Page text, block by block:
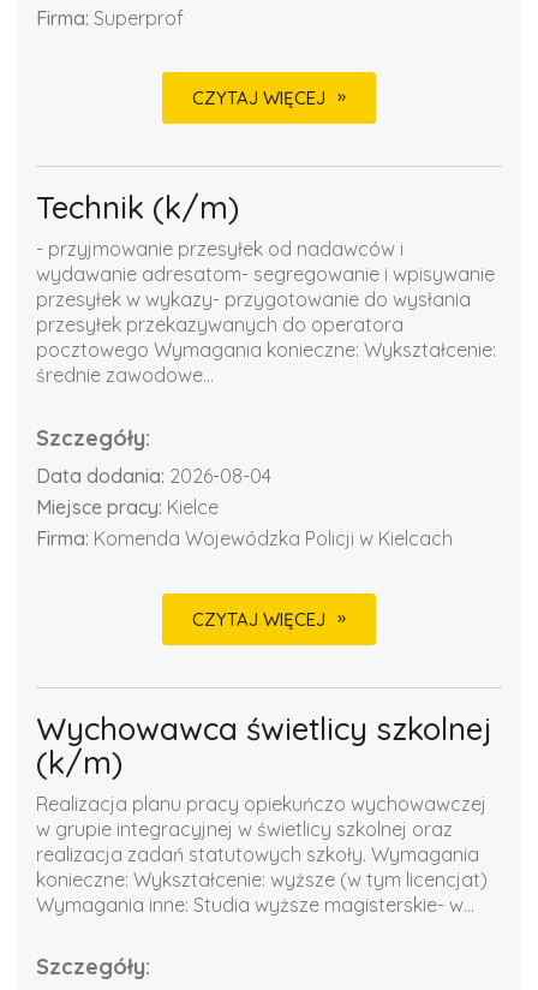
Firma: Superprof
CZYTAJ WIĘCEJ
Technik (k/m)
- przyjmowanie przesyłek od nadawców i
wydawanie adresatom- segregowanie i wpisywanie
przesyłek w wykazy- przygotowanie do wysłania
przesyłek przekazywanych do operatora
pocztowego Wymagania konieczne: Wykształcenie:
średnie zawodowe...
Szczegóły:
Data dodania: 2026-08-04
Miejsce pracy: Kielce
Firma: Komenda Wojewódzka Policji w Kielcach
CZYTAJ WIĘCEJ
Wychowawca świetlicy szkolnej
(k/m)
Realizacja planu pracy opiekuńczo wychowawczej
w grupie integracyjnej w świetlicy szkolnej oraz
realizacja zadań statutowych szkoły. Wymagania
konieczne: Wykształcenie: wyższe (w tym licencjat)
Wymagania inne: Studia wyższe magisterskie- w...
Szczegóły: